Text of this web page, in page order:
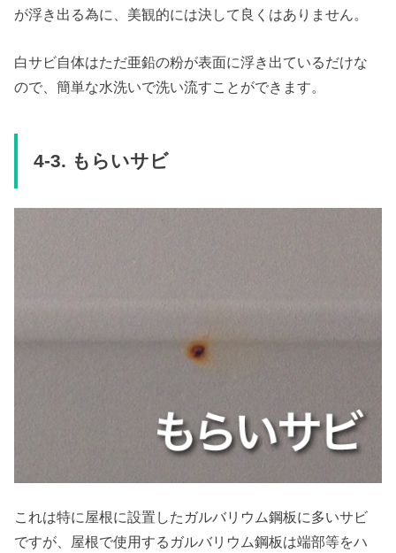
が浮き出る為に、美観的には決して良くはありません。
白サビ自体はただ亜鉛の粉が表面に浮き出ているだけな
ので、簡単な水洗いで洗い流すことができます。
4-3. もらいサビ
これは特に屋根に設置したガルバリウム鋼板に多いサビ
ですが、屋根で使用するガルバリウム鋼板は端部等をハ